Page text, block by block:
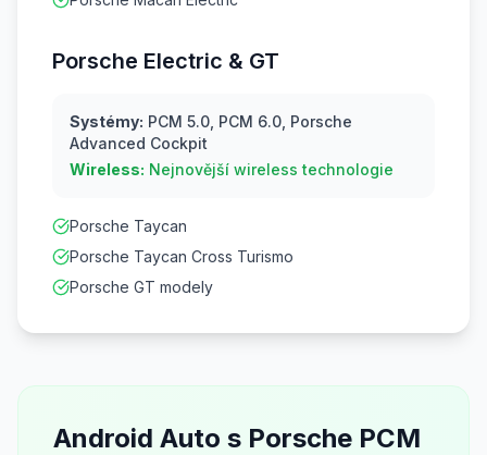
Porsche Electric & GT
Systémy: PCM 5.0, PCM 6.0, Porsche
Advanced Cockpit
Wireless: Nejnovější wireless technologie
Porsche Taycan
Porsche Taycan Cross Turismo
Porsche GT modely
Android Auto s Porsche PCM